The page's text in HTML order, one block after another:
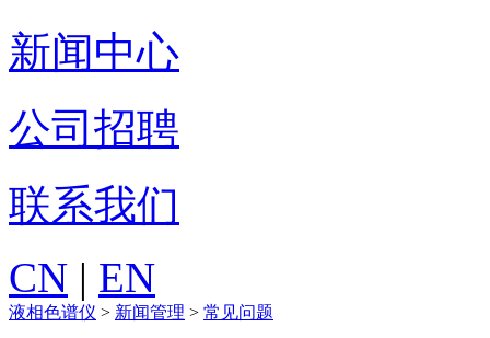
新闻中心
公司招聘
联系我们
CN | EN
液相色谱仪 > 新闻管理 > 常见问题